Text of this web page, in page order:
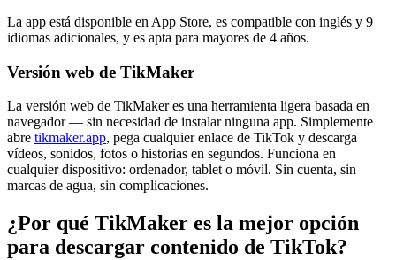
La app está disponible en App Store, es compatible con inglés y 9
idiomas adicionales, y es apta para mayores de 4 años.
Versión web de TikMaker
La versión web de TikMaker es una herramienta ligera basada en
navegador — sin necesidad de instalar ninguna app. Simplemente
abre tikmaker.app, pega cualquier enlace de TikTok y descarga
vídeos, sonidos, fotos o historias en segundos. Funciona en
cualquier dispositivo: ordenador, tablet o móvil. Sin cuenta, sin
marcas de agua, sin complicaciones.
¿Por qué TikMaker es la mejor opción
para descargar contenido de TikTok?